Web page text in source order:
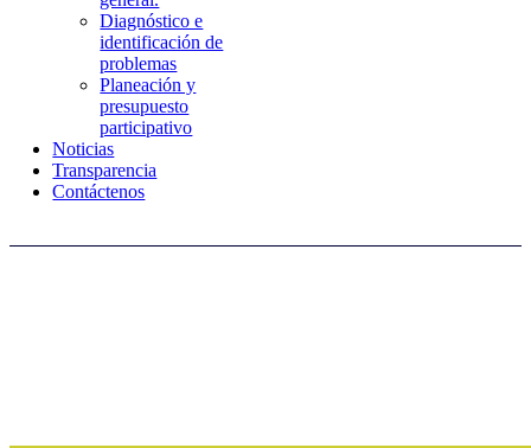
Diagnóstico e
identificación de
problemas
Planeación y
presupuesto
participativo
Noticias
Transparencia
Contáctenos